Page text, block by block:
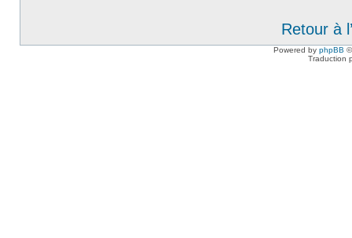
Retour à
Powered by phpBB
Traduction